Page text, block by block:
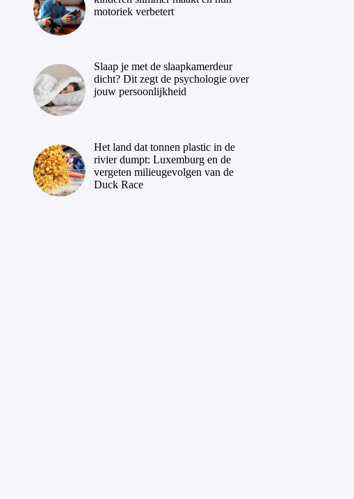
motoriek verbetert
Slaap je met de slaapkamerdeur
dicht? Dit zegt de psychologie over
jouw persoonlijkheid
Het land dat tonnen plastic in de
rivier dumpt: Luxemburg en de
vergeten milieugevolgen van de
Duck Race